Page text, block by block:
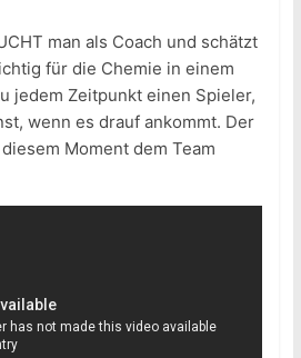
man als Coach und schätzt
für die Chemie in einem
jedem Zeitpunkt einen Spieler,
wenn es drauf ankommt. Der
Moment dem Team